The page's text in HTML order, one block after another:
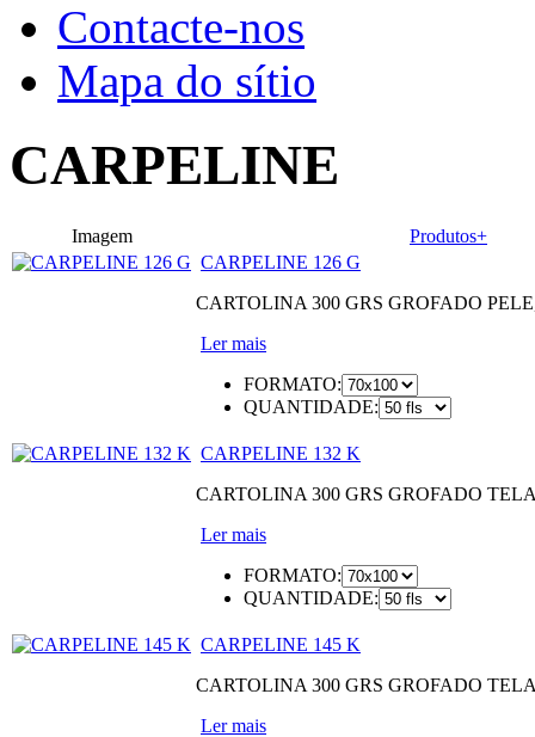
Contacte-nos
Mapa do sítio
CARPELINE
Imagem
Produtos+
CARPELINE 126 G
CARTOLINA 300 GRS GROFADO
Ler mais
FORMATO:
QUANTIDADE:
CARPELINE 132 K
CARTOLINA 300 GRS GROFADO
Ler mais
FORMATO:
QUANTIDADE:
CARPELINE 145 K
CARTOLINA 300 GRS GROFADO
Ler mais